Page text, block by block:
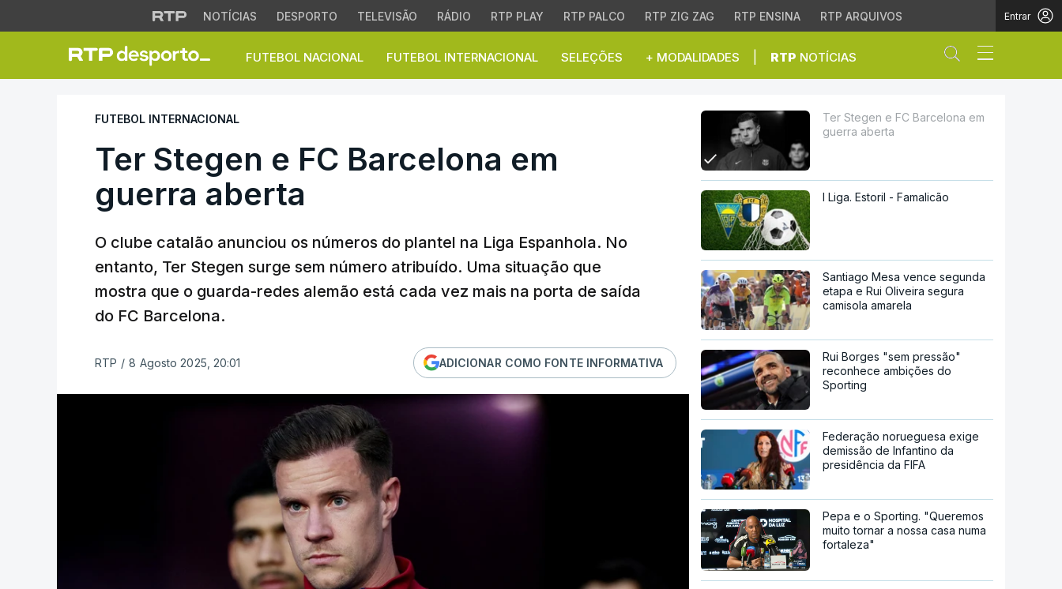
NOTÍCIAS DESPORTO TELEVISÃO RÁDIO RTP PLAY RTP PALCO RTP ZIG ZAG RTP ENSINA RTP ARQUIVOS Entrar
FUTEBOL NACIONAL FUTEBOL INTERNACIONAL SELEÇÕES + MODALIDADES RTP NOTÍCIAS Abrir campo
Ter Stegen e FC Barcelona em guerra aberta
FUTEBOL INTERNACIONAL
Ter Stegen e FC Barcelona em
guerra aberta
O clube catalão anunciou os números do plantel na Liga Espanhola. No
entanto, Ter Stegen surge sem número atribuído. Uma situação que
mostra que o guarda-redes alemão está cada vez mais na porta de saída
do FC Barcelona.
RTP / 8 Agosto 2025, 20:01 ADICIONAR COMO FONTE INFORMATIVA
Ter Stegen e FC Barcelona em
guerra aberta
I Liga. Estoril - Famalicão
Santiago Mesa vence segunda
etapa e Rui Oliveira segura
camisola amarela
Rui Borges "sem pressão"
reconhece ambições do
Sporting
Federação norueguesa exige
demissão de Infantino da
presidência da FIFA
Pepa e o Sporting. "Queremos
muito tornar a nossa casa numa
fortaleza"